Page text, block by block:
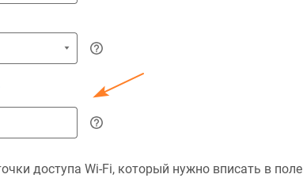
доступа Wi-Fi, который нужно вписать в поле